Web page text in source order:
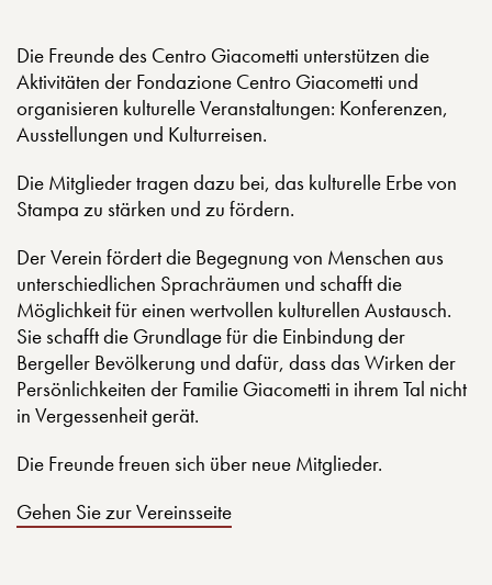
Die Freunde des Centro Giacometti unterstützen die
Aktivitäten der Fondazione Centro Giacometti und
organisieren kulturelle Veranstaltungen: Konferenzen,
Ausstellungen und Kulturreisen.
Die Mitglieder tragen dazu bei, das kulturelle Erbe von
Stampa zu stärken und zu fördern.
Der Verein fördert die Begegnung von Menschen aus
unterschiedlichen Sprachräumen und schafft die
Möglichkeit für einen wertvollen kulturellen Austausch.
Sie schafft die Grundlage für die Einbindung der
Bergeller Bevölkerung und dafür, dass das Wirken der
Persönlichkeiten der Familie Giacometti in ihrem Tal nicht
in Vergessenheit gerät.
Die Freunde freuen sich über neue Mitglieder.
Gehen Sie zur Vereinsseite